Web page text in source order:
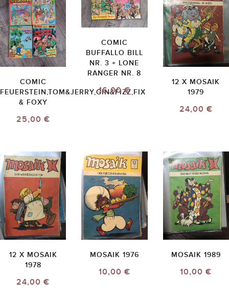
COMIC
FEUERSTEIN,TOM&JERRY,GIN&FIZZ,FIX
& FOXY
25,00 €
COMIC
BUFFALLO BILL
NR. 3 + LONE
RANGER NR. 8
16,00 €
12 X MOSAIK
1979
24,00 €
12 X MOSAIK
1978
24,00 €
MOSAIK 1976
10,00 €
MOSAIK 1989
10,00 €